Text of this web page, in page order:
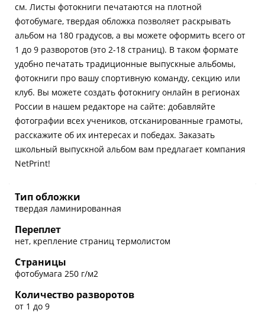
см. Листы фотокниги печатаются на плотной
фотобумаге, твердая обложка позволяет раскрывать
альбом на 180 градусов, а вы можете оформить всего от
1 до 9 разворотов (это 2-18 страниц). В таком формате
удобно печатать традиционные выпускные альбомы,
фотокниги про вашу спортивную команду, секцию или
клуб. Вы можете создать фотокнигу онлайн в регионах
России в нашем редакторе на сайте: добавляйте
фотографии всех учеников, отсканированные грамоты,
расскажите об их интересах и победах. Заказать
школьный выпускной альбом вам предлагает компания
NetPrint!
Тип обложки
твердая ламинированная
Переплет
нет, крепление страниц термолистом
Страницы
фотобумага 250 г/м2
Количество разворотов
от 1 до 9